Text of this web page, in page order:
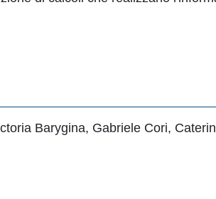
Barygina, Gabriele Cori,